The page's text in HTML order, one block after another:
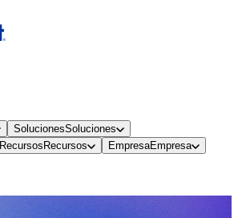
SolucionesSoluciones
Recursos Recursos EmpresaEmpresa